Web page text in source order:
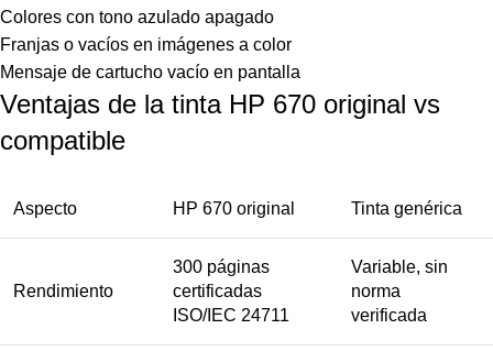
Colores con tono azulado apagado
Franjas o vacíos en imágenes a color
Mensaje de cartucho vacío en pantalla
Ventajas de la tinta HP 670 original vs
compatible
Aspecto HP 670 original Tinta genérica
Rendimiento
300 páginas
certificadas
ISO/IEC 24711
Variable, sin
norma
verificada